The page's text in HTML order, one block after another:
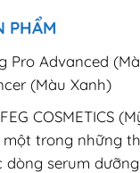
PHẨM
Pro Advanced
(Màu Xanh)
FEG COSMETICS
một trong những
dòng serum